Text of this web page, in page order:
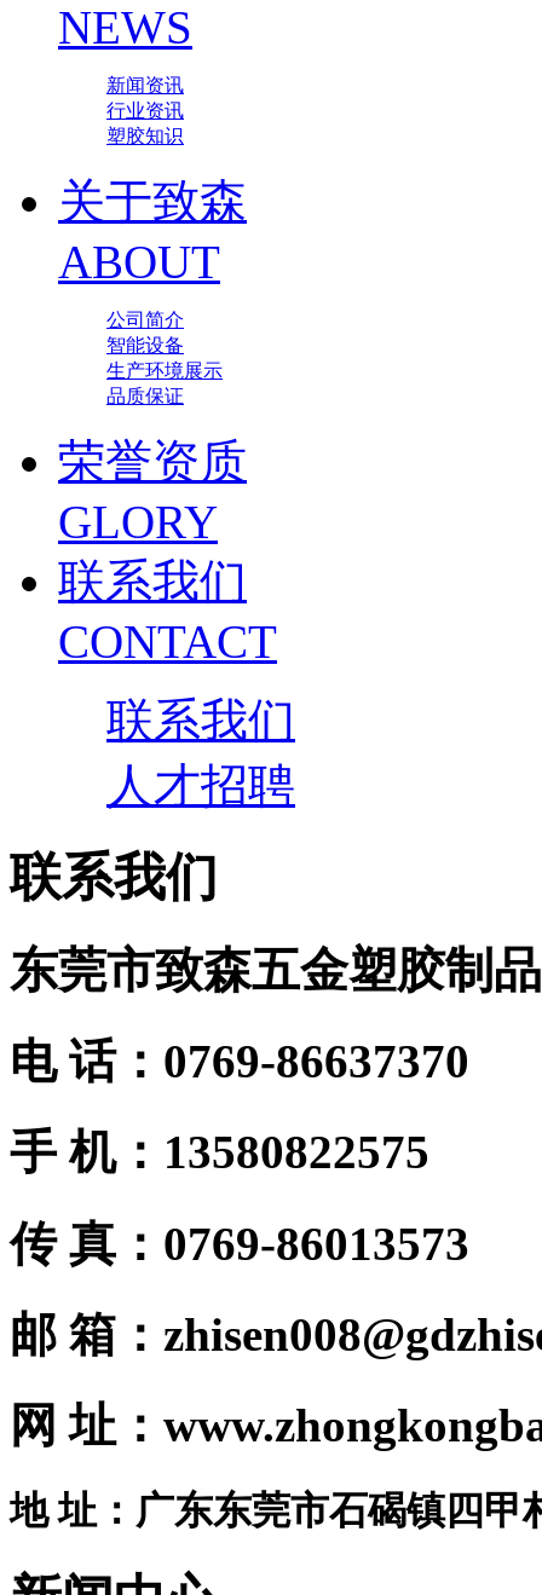
NEWS
新闻资讯
行业资讯
塑胶知识
关于致森
ABOUT
公司简介
智能设备
生产环境展示
品质保证
荣誉资质
GLORY
联系我们
CONTACT
联系我们
人才招聘
联系我们
东莞市致森五金塑胶制品
电 话：0769-86637370
手 机：13580822575
传 真：0769-86013573
邮 箱：
网 址：
地 址：广东东莞市石碣镇四甲